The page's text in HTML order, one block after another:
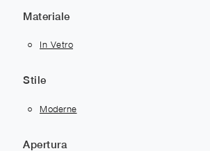
Materiale
In Vetro
Stile
Moderne
Apertura